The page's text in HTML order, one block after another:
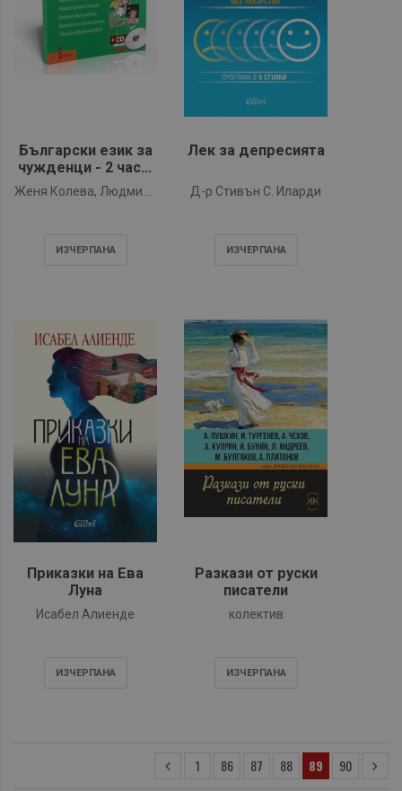
Български език за
чужденци - 2 част.
Да общуваме на
български. (+CD)
Женя Колева, Людмила
ИЗЧЕРПАНA
Лек за депресията
Д-р Стивън С. Иларди
ИЗЧЕРПАНA
Приказки на Ева
Луна
Исабел Алиенде
ИЗЧЕРПАНA
Разкази от руски
писатели
колектив
ИЗЧЕРПАНA
1 86 87 88 89 90